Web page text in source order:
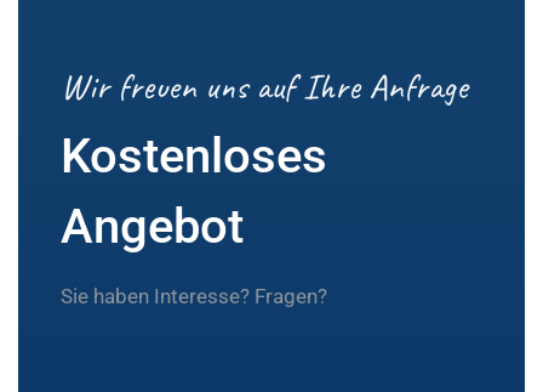
Wir freuen uns auf Ihre Anfrage
Kostenloses
Angebot
Sie haben Interesse? Fragen?